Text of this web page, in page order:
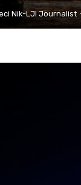
Nik-LJI Journalist